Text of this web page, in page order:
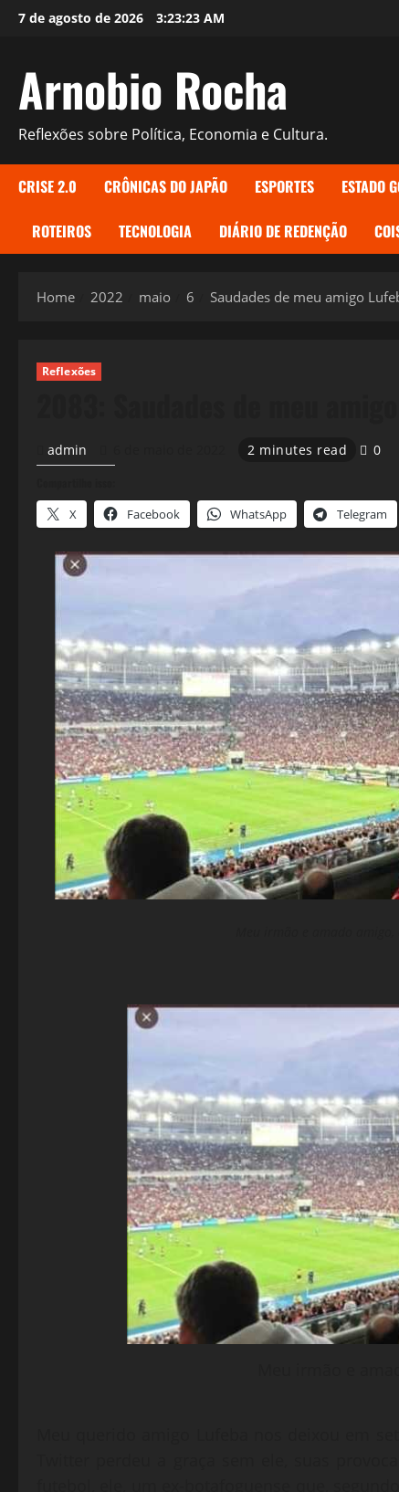
Skip7 de agosto de 2026 3:23:24 AM
Arnobio Rocha
Reflexões sobre Política, Economia e Cultura.
CRISE 2.0 CRÔNICAS DO JAPÃO ESPORTES ESTADO
ROTEIROS TECNOLOGIA DIÁRIO DE REDENÇÃO
Home 2022 maio 6 Saudades de meu amigo
Reflexões
admin 2 minutes read 0
X Facebook WhatsApp Telegram